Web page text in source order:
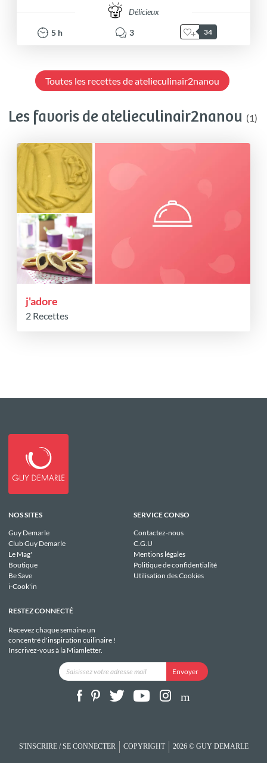
Délicieux
5 h 3 34
Toutes les recettes de atelieculinair2nanou
Les favoris de atelieculinair2nanou (1)
j'adore
2 Recettes
NOS SITES
Guy Demarle
Club Guy Demarle
Le Mag'
Boutique
Be Save
i-Cook'in
SERVICE CONSO
Contactez-nous
C.G.U
Mentions légales
Politique de confidentialité
Utilisation des Cookies
RESTEZ CONNECTÉ
Recevez chaque semaine un
concentré d'inspiration cuilinaire !
Inscrivez-vous à la Miamletter.
S'INSCRIRE / SE CONNECTER COPYRIGHT 2026 © GUY DEMARLE